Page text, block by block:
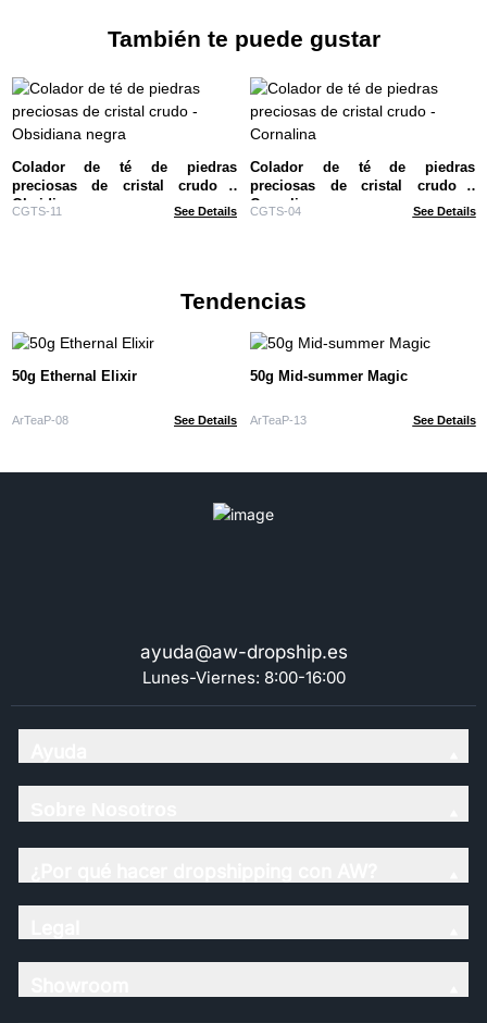
También te puede gustar
Colador de té de piedras
preciosas de cristal crudo -
Obsidiana negra
CGTS-11 See Details
Colador de té de piedras
preciosas de cristal crudo -
Cornalina
CGTS-04 See Details
Tendencias
50g Ethernal Elixir
ArTeaP-08 See Details
50g Mid-summer Magic
ArTeaP-13 See Details
ayuda@aw-dropship.es
Lunes-Viernes: 8:00-16:00